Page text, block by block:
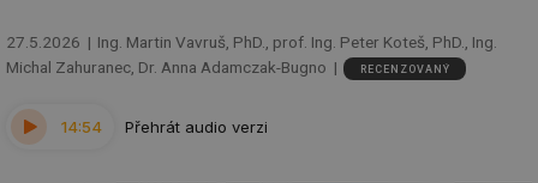
27.5.2026
Ing. Martin Vavruš, PhD., prof. Ing. Peter Koteš, PhD., Ing.
Michal Zahuranec, Dr. Anna Adamczak-Bugno
RECENZOVANÝ
14:54 Přehrát audio verzi